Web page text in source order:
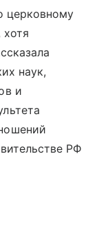
церковному
хотя
наук,
и
РФ